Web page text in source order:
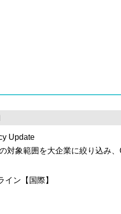
における主な変更点を公
モディティ「カカオ・コーヒー
Update
対象範囲を大企業に絞り込み
イン【国際】